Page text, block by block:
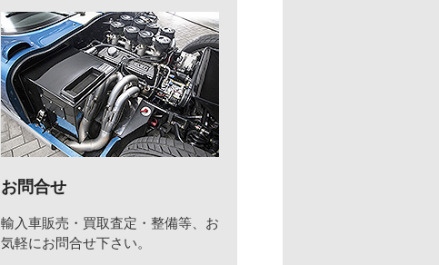
お問合せ
輸入車販売・買取査定・整備等、お
気軽にお問合せ下さい。